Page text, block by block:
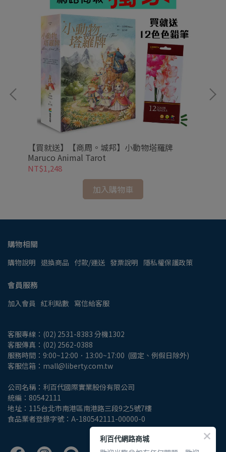
【買就送】【商周。城邦】小動物塔羅牌
Maruco Animal Tarot
NT$1,248
加入購物車
購物相關
購物說明 退換商品 付款/運送 發票說明 隱私權保護政策
會員服務
加入會員 紅利點數 寫信給客服
客服專線：(02) 2531-8383 分機1302
客服傳真：(02) 2562-0388
服務時間：9:00~12:00．13:00~17:00  (國定、例假日除外)
客服信箱：mall@liberty.com.tw
公司名稱：利百代國際實業股份有限公司
統編：80542111
地址：115台北市南港區南港路三段9之5號7樓
食品業者登錄字號：A-180542111-00000-0
利百代網路商城